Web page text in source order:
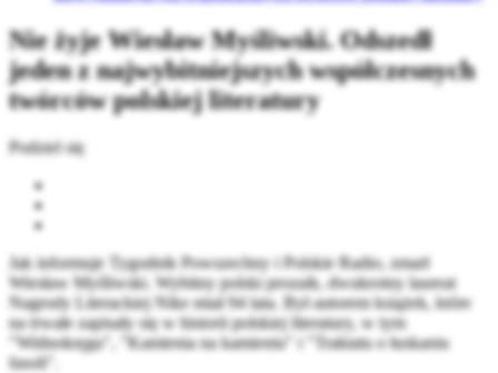
Nie żyje Wiesław Myśliwski. Odszedł
jeden z najwybitniejszych współczesnych
twórców polskiej literatury
Podziel się
Jak informuje Tygodnik Powszechny i Polskie Radio, zmarł
Wiesław Myśliwski. Wybitny polski prozaik, dwukrotny laureat
Nagrody Literackiej Nike miał 94 lata. Był autorem książek, które
na trwałe zapisały się w historii polskiej literatury, w tym
"Widnokręgu", "Kamienia na kamieniu" i "Traktatu o łuskaniu
fasoli".